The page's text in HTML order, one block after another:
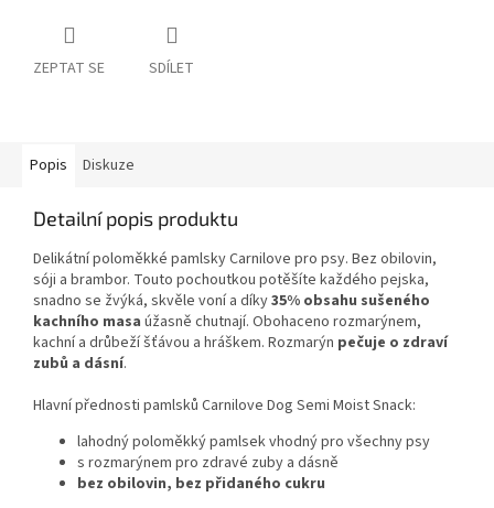
ZEPTAT SE SDÍLET
Popis Diskuze
Detailní popis produktu
Delikátní poloměkké pamlsky Carnilove pro psy. Bez obilovin,
sóji a brambor. Touto pochoutkou potěšíte každého pejska,
snadno se žvýká, skvěle voní a díky35% obsahu sušeného
kachního masa úžasně chutnají. Obohaceno rozmarýnem,
kachní a drůbeží šťávou a hráškem. Rozmarýn pečuje o zdraví
zubů a dásní.
Hlavní přednosti pamlsků Carnilove Dog Semi Moist Snack:
lahodný poloměkký pamlsek vhodný pro všechny psy
s rozmarýnem pro zdravé zuby a dásně
bez obilovin, bez přidaného cukru